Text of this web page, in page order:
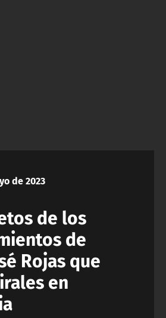
de 2023
de los
de
Rojas que
en